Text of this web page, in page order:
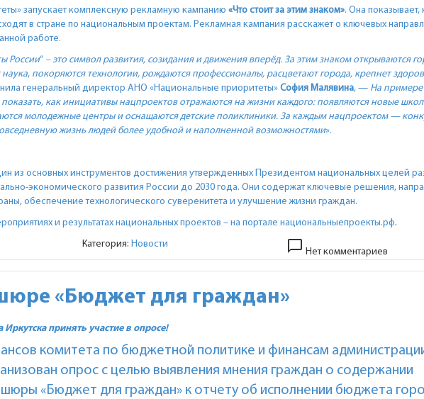
запускает комплексную рекламную кампанию «Что стоит за этим знаком». Она показывает,
в стране по национальным проектам. Рекламная кампания расскажет о ключевых
работе.
России“ – это символ развития, созидания и движения вперёд. За этим знаком открываются
, покоряются технологии, рождаются профессионалы, расцветают города, крепнет
генеральный директор АНО «Национальные приоритеты» София Малявина, — На примере
как инициативы нацпроектов отражаются на жизни каждого: появляются новые
молодежные центры и оснащаются детские поликлиники. За каждым нацпроектом —
жизнь людей более удобной и наполненной возможностями».
из основных инструментов достижения утвержденных Президентом национальных целей
экономического развития России до 2030 года. Они содержат ключевые решения,
обеспечение технологического суверенитета и улучшение жизни граждан.
и результатах национальных проектов – на портале национальныепроекты.рф.
Категория: Новости chat_bubble_outline Нет комментариев
«Бюджет для граждан»
принять участие в опросе!
комитета по бюджетной политике и финансам
опрос с целью выявления мнения граждан о содержании
«Бюджет для граждан» к отчету об исполнении бюджета